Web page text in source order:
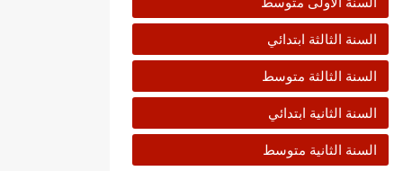
السنة الثالثة ابتدائي
السنة الثالثة متوسط
السنة الثانية ابتدائي
السنة الثانية متوسط